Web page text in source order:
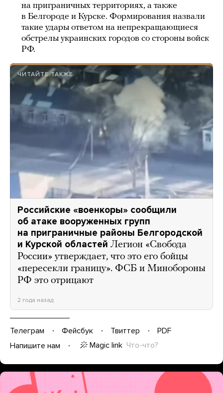
на приграничных территориях, а также
в Белгороде и Курске. Формирования назвали
такие удары ответом на непрекращающиеся
обстрелы украинских городов со стороны войск
РФ.
ЧИТАЙТЕ ТАКЖЕ
Российские «военкоры» сообщили
об атаке вооруженных групп
на приграничные районы Белгородской
и Курской областей Легион «Свобода
России» утверждает, что это его бойцы
«пересекли границу». ФСБ и Минобороны
РФ это отрицают
2 года назад
Телеграм Фейсбук Твиттер
PDF
Напишите нам
Magic link Что-что?